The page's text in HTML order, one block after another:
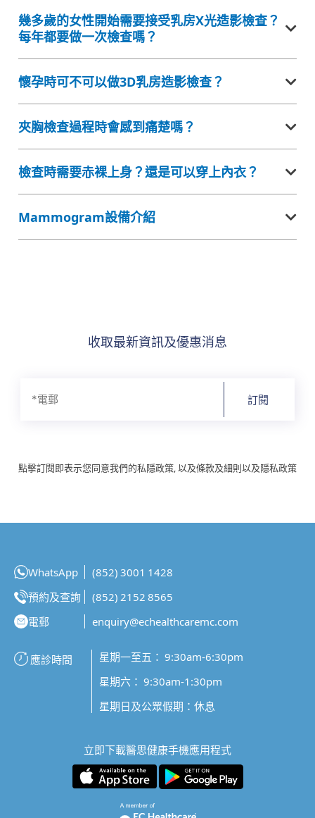
幾多歲的女性開始需要接受乳房X光造影檢查？
每年都要做一次檢查嗎？
懷孕時可不可以做3D乳房造影檢查？
夾胸檢查過程時會感到痛楚嗎？
檢查時需要赤裸上身？還是可以穿上內衣？
Mammogram設備介紹
收取最新資訊及優惠消息
訂閱
點擊訂閱即表示您同意我們的私隱政策, 以及條款及細則以及隱私政策
WhatsApp
(852) 3001 1428
預約及查詢
(852) 2152 8565
電郵
enquiry@echealthcaremc.com
應診時間
星期一至五： 9:30am-6:30pm
星期六： 9:30am-1:30pm
星期日及公眾假期：休息
立即下載醫思健康手機應用程式